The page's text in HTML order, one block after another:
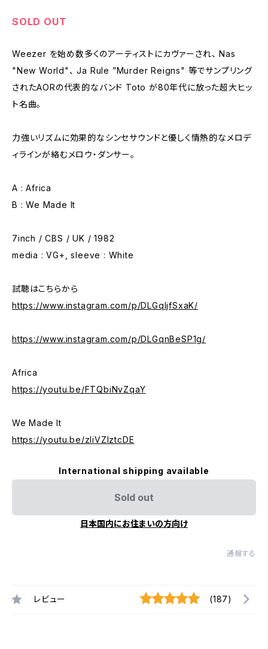
SOLD OUT
Weezer を始め数多くのアーティストにカヴァーされ、 Nas
"New World"、 Ja Rule ”Murder Reigns" 等でサンプリング
されたAORの代表的なバンド Toto が80年代に放った超大ヒッ
ト名曲。
力強いリズムに効果的なシンセサウンドと優しく情熱的なメロデ
ィラインが絡むメロウ・ダンサー。
A : Africa
B : We Made It
7inch / CBS / UK / 1982
media : VG+, sleeve : White
試聴はこちらから
https://www.instagram.com/p/DLGqljfSxaK/
https://www.instagram.com/p/DLGqnBeSP1g/
Africa
https://youtu.be/FTQbiNvZqaY
We Made It
https://youtu.be/zliVZlztcDE
International shipping available
Sold out
日本国内にお住まいの方向け
通報する
レビュー (187)